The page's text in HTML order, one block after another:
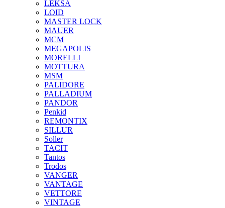
LEKSA
LOID
MASTER LOCK
MAUER
MCM
MEGAPOLIS
MORELLI
MOTTURA
MSM
PALIDORE
PALLADIUM
PANDOR
Penkid
REMONTIX
SILLUR
Soller
TACIT
Tantos
Trodos
VANGER
VANTAGE
VETTORE
VINTAGE